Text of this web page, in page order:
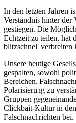
In den letzten Jahren
Verständnis hinter der
gestiegen. Die
Echtzeit zu teilen, hat
blitzschnell verbreiten
Unsere heutige
gespalten, sowohl
Bereichen.
Polarisierung zu
Gruppen
Clickbait-Kultur in
Falschnachrichten